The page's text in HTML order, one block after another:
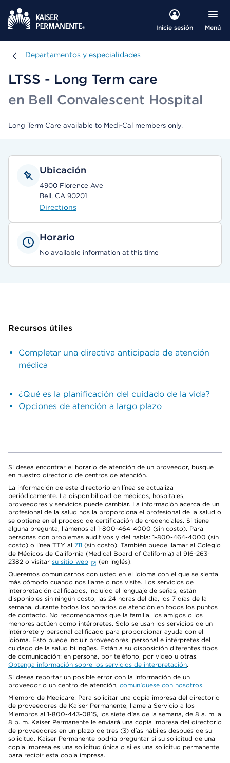
Inicie sesión Menú
Departamentos y especialidades
Departamentos y especialidades
LTSS - Long Term care
en Bell Convalescent Hospital
Long Term Care available to Medi-Cal members only.
Ubicación
4900 Florence Ave
Bell, CA 90201
Directions
Horario
No available information at this time
Recursos útiles
Completar una directiva anticipada de atención
médica
¿Qué es la planificación del cuidado de la vida?
Opciones de atención a largo plazo
Si desea encontrar el horario de atención de un proveedor, busque
en nuestro directorio de centros de atención.
La información de este directorio en línea se actualiza
periódicamente. La disponibilidad de médicos, hospitales,
proveedores y servicios puede cambiar. La información acerca de un
profesional de la salud nos la proporciona el profesional de la salud o
se obtiene en el proceso de certificación de credenciales. Si tiene
alguna pregunta, llámenos al 1-800-464-4000 (sin costo). Para
personas con problemas auditivos y del habla: 1-800-464-4000 (sin
costo) o línea TTY al 711 (sin costo). También puede llamar al Colegio
de Médicos de California (Medical Board of California) al 916-263-
2382 o visitar su sitio web
(en inglés).
Queremos comunicarnos con usted en el idioma con el que se sienta
más cómodo cuando nos llame o nos visite. Los servicios de
interpretación calificados, incluido el lenguaje de señas, están
disponibles sin ningún costo, las 24 horas del día, los 7 días de la
semana, durante todos los horarios de atención en todos los puntos
de contacto. No recomendamos que la familia, los amigos o los
menores actúen como intérpretes. Solo se usan los servicios de un
intérprete y personal calificado para proporcionar ayuda con el
idioma. Esto puede incluir proveedores, personal e intérpretes del
cuidado de la salud bilingües. Están a su disposición diferentes tipos
de comunicación: en persona, por teléfono, por video u otras.
Obtenga información sobre los servicios de interpretación.
Si desea reportar un posible error con la información de un
proveedor o un centro de atención, comuníquese con nosotros.
Miembro de Medicare: Para solicitar una copia impresa del directorio
de proveedores de Kaiser Permanente, llame a Servicio a los
Miembros al 1-800-443-0815, los siete días de la semana, de 8 a. m. a
8 p. m. Kaiser Permanente le enviará una copia impresa del directorio
de proveedores en un plazo de tres (3) días hábiles después de su
solicitud. Kaiser Permanente podría preguntar si su solicitud de una
copia impresa es una solicitud única o si es una solicitud permanente
para recibir esta copia impresa.